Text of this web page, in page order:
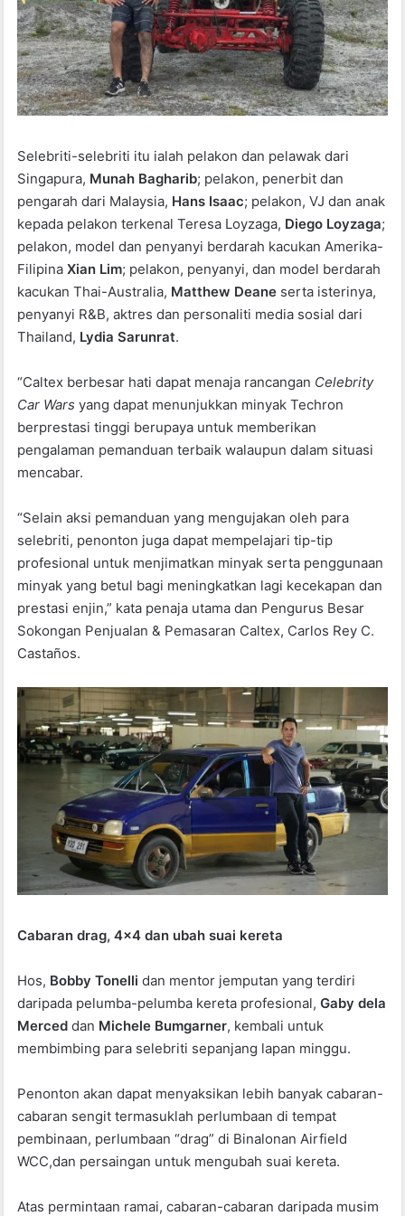
Selebriti-selebriti itu ialah pelakon dan pelawak dari
Singapura, Munah Bagharib; pelakon, penerbit dan
pengarah dari Malaysia, Hans Isaac; pelakon, VJ dan anak
kepada pelakon terkenal Teresa Loyzaga, Diego Loyzaga;
pelakon, model dan penyanyi berdarah kacukan Amerika-
Filipina Xian Lim; pelakon, penyanyi, dan model berdarah
kacukan Thai-Australia, Matthew Deane serta isterinya,
penyanyi R&B, aktres dan personaliti media sosial dari
Thailand, Lydia Sarunrat.
“Caltex berbesar hati dapat menaja rancangan Celebrity
Car Wars yang dapat menunjukkan minyak Techron
berprestasi tinggi berupaya untuk memberikan
pengalaman pemanduan terbaik walaupun dalam situasi
mencabar.
“Selain aksi pemanduan yang mengujakan oleh para
selebriti, penonton juga dapat mempelajari tip-tip
profesional untuk menjimatkan minyak serta penggunaan
minyak yang betul bagi meningkatkan lagi kecekapan dan
prestasi enjin,” kata penaja utama dan Pengurus Besar
Sokongan Penjualan & Pemasaran Caltex, Carlos Rey C.
Castaños.
Cabaran drag, 4×4 dan ubah suai kereta
Hos, Bobby Tonellidan mentor jemputan yang terdiri
daripada pelumba-pelumba kereta profesional,Gaby dela
Merced dan Michele Bumgarner, kembali untuk
membimbing para selebriti sepanjang lapan minggu.
Penonton akan dapat menyaksikan lebih banyak cabaran-
cabaran sengit termasuklah perlumbaan di tempat
pembinaan, perlumbaan “drag” di Binalonan Airfield
WCC,dan persaingan untuk mengubah suai kereta.
Atas permintaan ramai, cabaran-cabaran daripada musim